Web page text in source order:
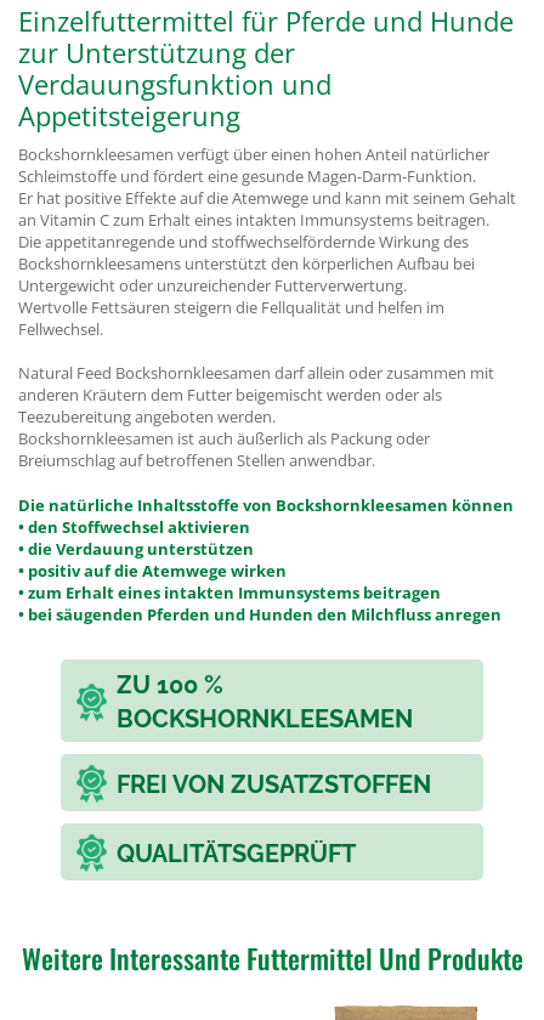
Einzelfuttermittel für Pferde und Hunde
zur Unterstützung der
Verdauungsfunktion und
Appetitsteigerung
Bockshornkleesamen verfügt über einen hohen Anteil natürlicher
Schleimstoffe und fördert eine gesunde Magen-Darm-Funktion.
Er hat positive Effekte auf die Atemwege und kann mit seinem Gehalt
an Vitamin C zum Erhalt eines intakten Immunsystems beitragen.
Die appetitanregende und stoffwechselfördernde Wirkung des
Bockshornkleesamens unterstützt den körperlichen Aufbau bei
Untergewicht oder unzureichender Futterverwertung.
Wertvolle Fettsäuren steigern die Fellqualität und helfen im
Fellwechsel.
Natural Feed Bockshornkleesamen darf allein oder zusammen mit
anderen Kräutern dem Futter beigemischt werden oder als
Teezubereitung angeboten werden.
Bockshornkleesamen ist auch äußerlich als Packung oder
Breiumschlag auf betroffenen Stellen anwendbar.
Die natürliche Inhaltsstoffe von Bockshornkleesamen können
• den Stoffwechsel aktivieren
• die Verdauung unterstützen
• positiv auf die Atemwege wirken
• zum Erhalt eines intakten Immunsystems beitragen
• bei säugenden Pferden und Hunden den Milchfluss anregen
ZU 100 %
BOCKSHORNKLEESAMEN
FREI VON ZUSATZSTOFFEN
QUALITÄTSGEPRÜFT
Weitere Interessante Futtermittel Und Produkte